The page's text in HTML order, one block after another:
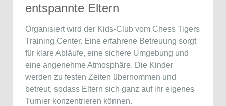
entspannte Eltern
Organisiert wird der Kids-Club vom Chess Tigers
Training Center. Eine erfahrene Betreuung sorgt
für klare Abläufe, eine sichere Umgebung und
eine angenehme Atmosphäre. Die Kinder
werden zu festen Zeiten übernommen und
betreut, sodass Eltern sich ganz auf ihr eigenes
Turnier konzentrieren können.